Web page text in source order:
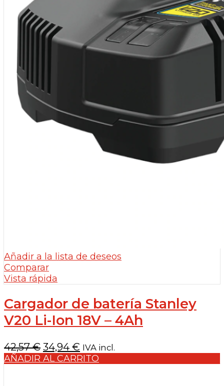
Añadir a la lista de deseos
Comparar
Vista rápida
Cargador de batería Stanley
V20 Li-Ion 18V – 4Ah
42,57€ El
precio
34,94 € El
precio
IVA incl.
AÑADIR AL CARRITO